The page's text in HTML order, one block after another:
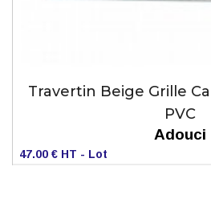
Travertin Beige Grille
PVC
Adouci
47.00 € HT - Lot